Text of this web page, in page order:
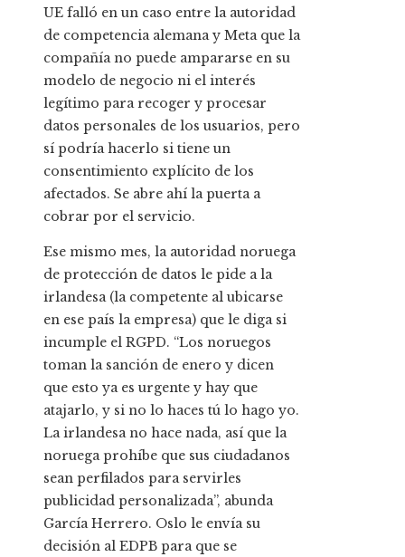
UE falló en un caso entre la autoridad
de competencia alemana y Meta que la
compañía no puede ampararse en su
modelo de negocio ni el interés
legítimo para recoger y procesar
datos personales de los usuarios, pero
sí podría hacerlo si tiene un
consentimiento explícito de los
afectados. Se abre ahí la puerta a
cobrar por el servicio.
Ese mismo mes, la autoridad noruega
de protección de datos le pide a la
irlandesa (la competente al ubicarse
en ese país la empresa) que le diga si
incumple el RGPD. “Los noruegos
toman la sanción de enero y dicen
que esto ya es urgente y hay que
atajarlo, y si no lo haces tú lo hago yo.
La irlandesa no hace nada, así que la
noruega prohíbe que sus ciudadanos
sean perfilados para servirles
publicidad personalizada”, abunda
García Herrero. Oslo le envía su
decisión al EDPB para que se